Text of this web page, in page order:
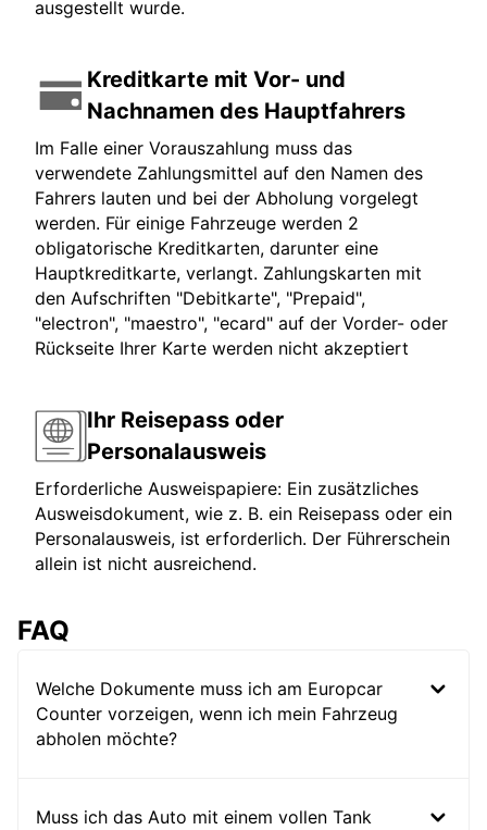
ausgestellt wurde.
Kreditkarte mit Vor- und
Nachnamen des Hauptfahrers
Im Falle einer Vorauszahlung muss das
verwendete Zahlungsmittel auf den Namen des
Fahrers lauten und bei der Abholung vorgelegt
werden. Für einige Fahrzeuge werden 2
obligatorische Kreditkarten, darunter eine
Hauptkreditkarte, verlangt. Zahlungskarten mit
den Aufschriften "Debitkarte", "Prepaid",
"electron", "maestro", "ecard" auf der Vorder- oder
Rückseite Ihrer Karte werden nicht akzeptiert
Ihr Reisepass oder
Personalausweis
Erforderliche Ausweispapiere: Ein zusätzliches
Ausweisdokument, wie z. B. ein Reisepass oder ein
Personalausweis, ist erforderlich. Der Führerschein
allein ist nicht ausreichend.
FAQ
Welche Dokumente muss ich am Europcar
Counter vorzeigen, wenn ich mein Fahrzeug
abholen möchte?
Muss ich das Auto mit einem vollen Tank